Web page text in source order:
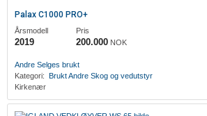
Palax C1000 PRO+
Årsmodell
2019
Pris
200.000 NOK
‎Andre Selges brukt
Kategori: Brukt‎Andre Skog og vedutstyr
Kirkenær